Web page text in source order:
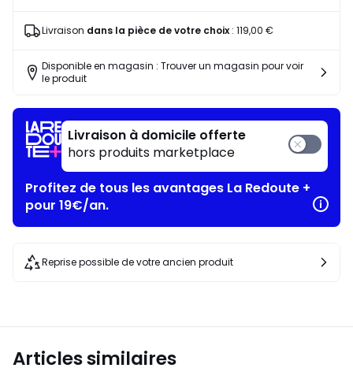
Livraison dans la pièce de votre choix: 119,00 €
Disponible en magasin : Trouver un magasin pour voir
le produit
Livraison à domicile offerte
hors produits marketplace
Profitez de tous les avantages La Redoute +
pour 19€/an.
Reprise possible de votre ancien produit
Articles similaires